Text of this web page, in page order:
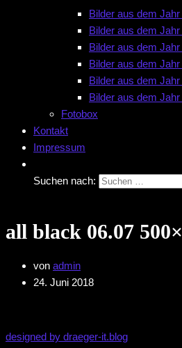
Bilder aus dem Jahr
Bilder aus dem Jahr
Bilder aus dem Jahr
Bilder aus dem Jahr
Bilder aus dem Jahr
Bilder aus dem Jahr
Fotobox
Kontakt
Impressum
Suchen nach:
all black 06.07
von admin
24. Juni 2018
designed by draeger-it.blog